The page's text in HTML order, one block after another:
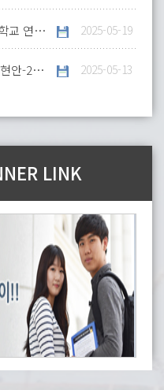
[안내, 협조]2025학년도 초당대학교 연계 교육과정 운영 및 자료 개발 협조 요청 2025-05-19
25년도 사외공모 기초연구(경영현안-25-1차) 신규과제 수행기관 모집 2025-05-13
LINK